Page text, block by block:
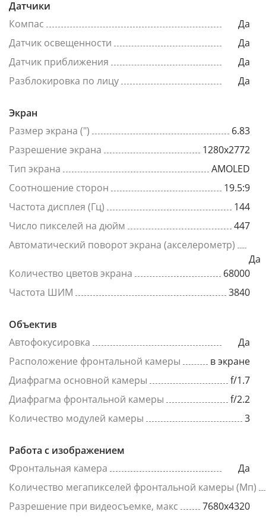
Датчики
Компас
Да
Датчик освещенности
Да
Датчик приближения
Да
Разблокировка по лицу
Да
Экран
Размер экрана (")
6.83
Разрешение экрана
1280x2772
Тип экрана
AMOLED
Соотношение сторон
19.5:9
Частота дисплея (Гц)
144
Число пикселей на дюйм
447
Автоматический поворот экрана (акселерометр)
Да
Количество цветов экрана
68000
Частота ШИМ
3840
Объектив
Автофокусировка
Да
Расположение фронтальной камеры
в экране
Диафрагма основной камеры
f/1.7
Диафрагма фронтальной камеры
f/2.2
Количество модулей камеры
3
Работа с изображением
Фронтальная камера
Да
Количество мегапикселей фронтальной камеры (Мп)
Разрешение при видеосъемке, макс
7680x4320